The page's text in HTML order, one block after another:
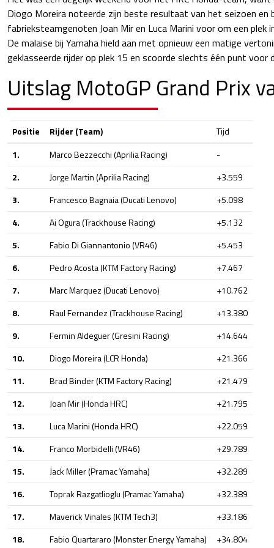
Diogo Moreira noteerde zijn beste resultaat van het seizoen en
fabrieksteamgenoten Joan Mir en Luca Marini voor om een plek
De malaise bij Yamaha hield aan met opnieuw een matige
geklasseerde rijder op plek 15 en scoorde slechts één punt voor
Uitslag MotoGP Grand Prix
Positie Rijder (Team)
Tijd
1.
Marco Bezzecchi (Aprilia Racing)
-
2.
Jorge Martin (Aprilia Racing)
+3.559
3.
Francesco Bagnaia (Ducati Lenovo)
+5.098
4.
Ai Ogura (Trackhouse Racing)
+5.132
5.
Fabio Di Giannantonio (VR46)
+5.453
6.
Pedro Acosta (KTM Factory Racing)
+7.467
7.
Marc Marquez (Ducati Lenovo)
+10.762
8.
Raul Fernandez (Trackhouse Racing)
+13.380
9.
Fermin Aldeguer (Gresini Racing)
+14.644
10.
Diogo Moreira (LCR Honda)
+21.366
11.
Brad Binder (KTM Factory Racing)
+21.479
12.
Joan Mir (Honda HRC)
+21.795
13.
Luca Marini (Honda HRC)
+22.059
14.
Franco Morbidelli (VR46)
+29.789
15.
Jack Miller (Pramac Yamaha)
+32.289
16.
Toprak Razgatlioglu (Pramac Yamaha)
+32.389
17.
Maverick Vinales (KTM Tech3)
+33.186
18.
Fabio Quartararo (Monster Energy Yamaha) +34.804